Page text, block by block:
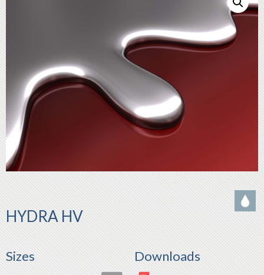
HYDRA HV
Sizes Downloads